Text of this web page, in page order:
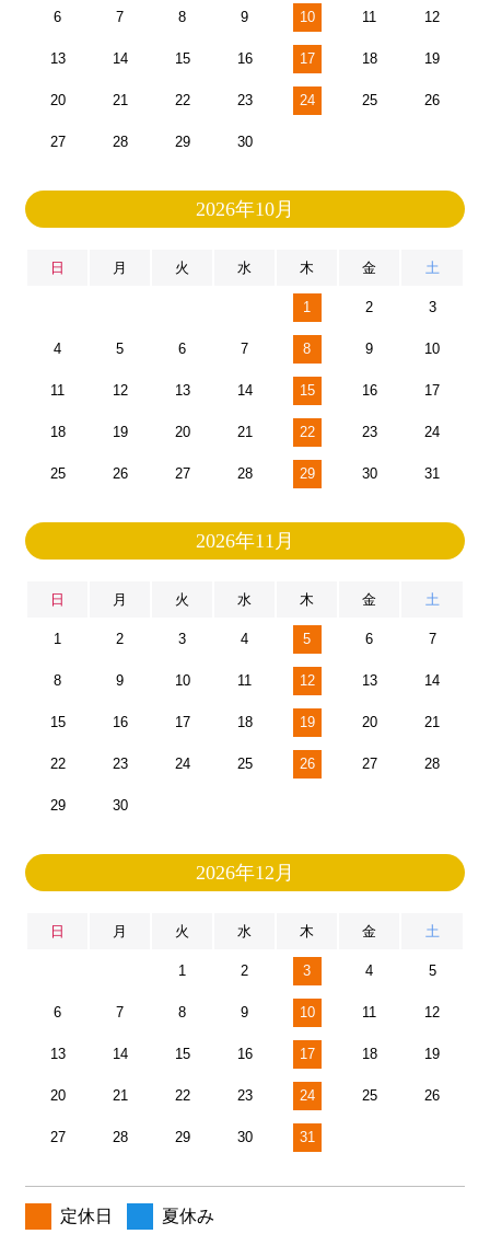
6 7 8 9 10 11 12
13 14 15 16 17 18 19
20 21 22 23 24 25 26
27 28 29 30
2026年10月
日 月 火 水 木 金 土
1 2 3
4 5 6 7 8 9 10
11 12 13 14 15 16 17
18 19 20 21 22 23 24
25 26 27 28 29 30 31
2026年11月
日 月 火 水 木 金 土
1 2 3 4 5 6 7
8 9 10 11 12 13 14
15 16 17 18 19 20 21
22 23 24 25 26 27 28
29 30
2026年12月
日 月 火 水 木 金 土
1 2 3 4 5
6 7 8 9 10 11 12
13 14 15 16 17 18 19
20 21 22 23 24 25 26
27 28 29 30 31
定休日 夏休み